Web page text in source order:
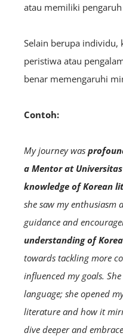
atau memiliki
Selain berupa individu,
peristiwa atau
benar memengaruhi
Contoh:
My journey was
a Mentor at
knowledge of Korean
she saw my
guidance and
understanding of
towards tackling more
influenced my goals.
language; she opened
literature and how it
dive deeper and